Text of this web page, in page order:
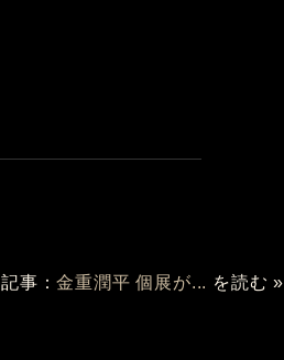
事：金重潤平 個展が... を読む »